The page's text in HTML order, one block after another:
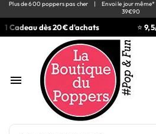
Plus de 600 poppers pas cher | Envoi le jour même*
39€90
1 Cadeau dès 20€ d'achats ⭐9,5/
